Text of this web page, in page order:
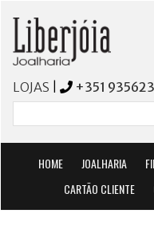
LOJAS +351
HOME JOALHARIA
CARTÃO CLIENTE